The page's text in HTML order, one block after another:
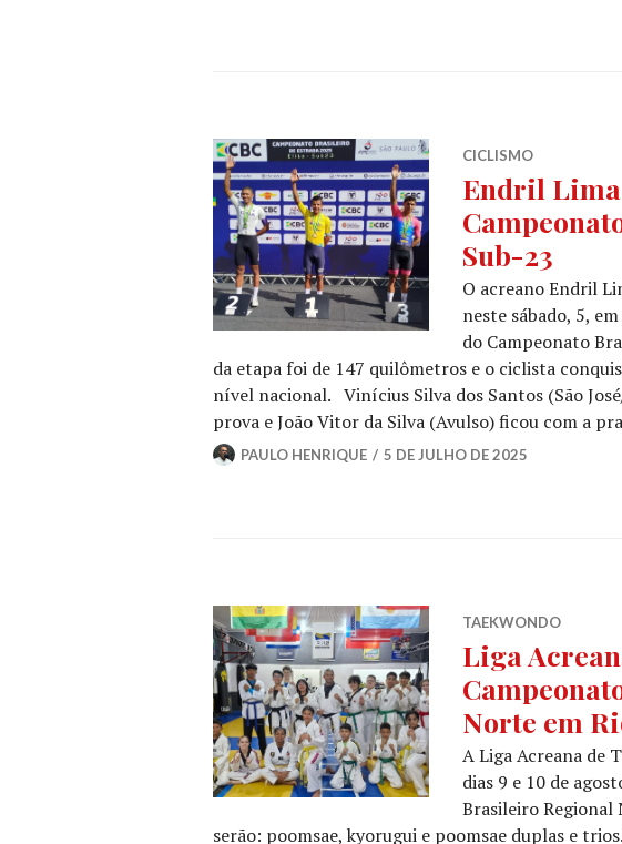
CICLISMO
Endril Lima
Sub-23
O acreano Endril
neste sábado, 5,
do Campeonato
da etapa foi de 147 quilômetros e o ciclista
nível nacional. Vinícius Silva dos Santos (São
prova e João Vitor da Silva (Avulso) ficou com a
PAULO HENRIQUE 5 DE JULHO DE 2025
TAEKWONDO
Liga
Norte em
A Liga Acreana de
dias 9 e 10 de
Brasileiro Regional
serão: poomsae, kyorugui e poomsae duplas e